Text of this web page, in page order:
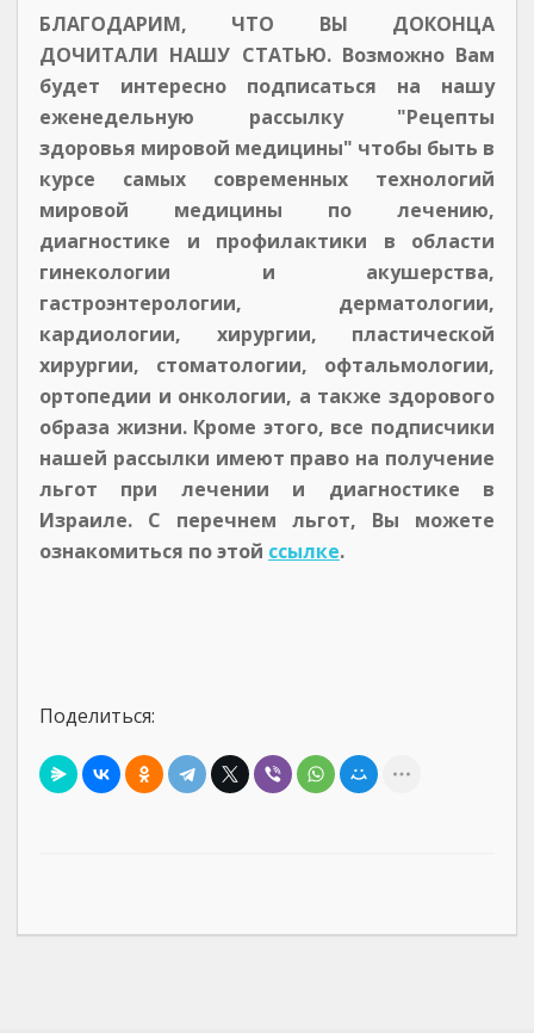
БЛАГОДАРИМ, ЧТО ВЫ ДОКОНЦА
ДОЧИТАЛИ НАШУ СТАТЬЮ. Возможно Вам
будет интересно подписаться на нашу
еженедельную рассылку "Рецепты
здоровья мировой медицины" чтобы быть в
курсе самых современных технологий
мировой медицины по лечению,
диагностике и профилактики в области
гинекологии и акушерства,
гастроэнтерологии, дерматологии,
кардиологии, хирургии, пластической
хирургии, стоматологии, офтальмологии,
ортопедии и онкологии, а также здорового
образа жизни. Кроме этого, все подписчики
нашей рассылки имеют право на получение
льгот при лечении и диагностике в
Израиле. С перечнем льгот, Вы можете
ознакомиться по этой ссылке.
Поделиться: